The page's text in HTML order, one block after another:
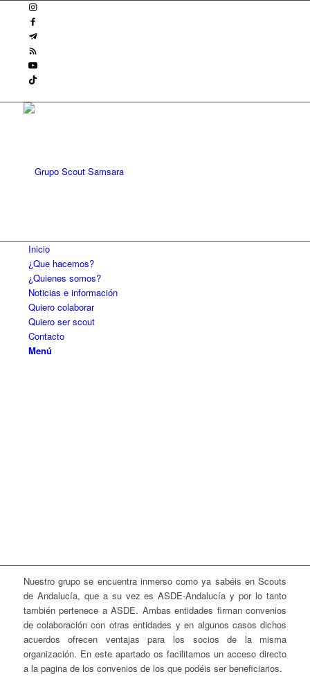
Inicio
¿Que hacemos?
¿Quienes somos?
Noticias e información
Quiero colaborar
Quiero ser scout
Contacto
Menú
Nuestro grupo se encuentra inmerso como ya sabéis en Scouts
de Andalucía, que a su vez es ASDE-Andalucía y por lo tanto
también pertenece a ASDE. Ambas entidades firman convenios
de colaboración con otras entidades y en algunos casos dichos
acuerdos ofrecen ventajas para los socios de la misma
organización. En este apartado os facilitamos un acceso directo
a la pagina de los convenios de los que podéis ser beneficiarios.